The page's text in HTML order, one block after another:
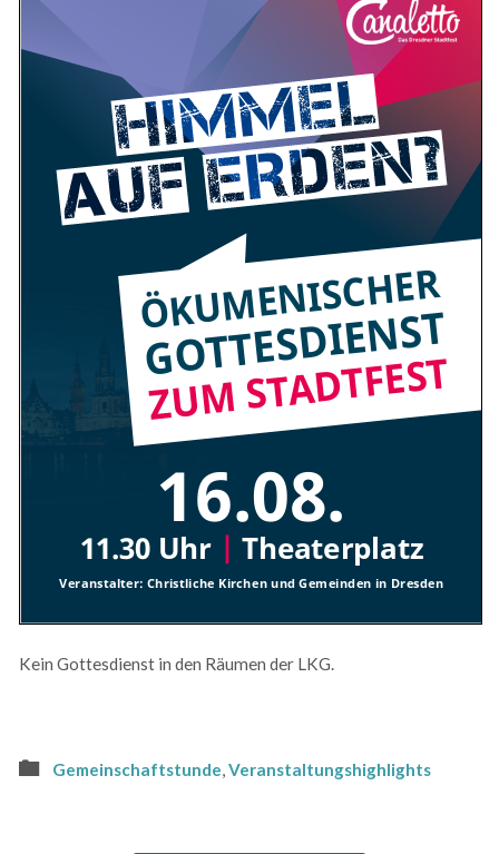
Kein Gottesdienst in den Räumen der LKG.
Gemeinschaftstunde,Veranstaltungshighlights